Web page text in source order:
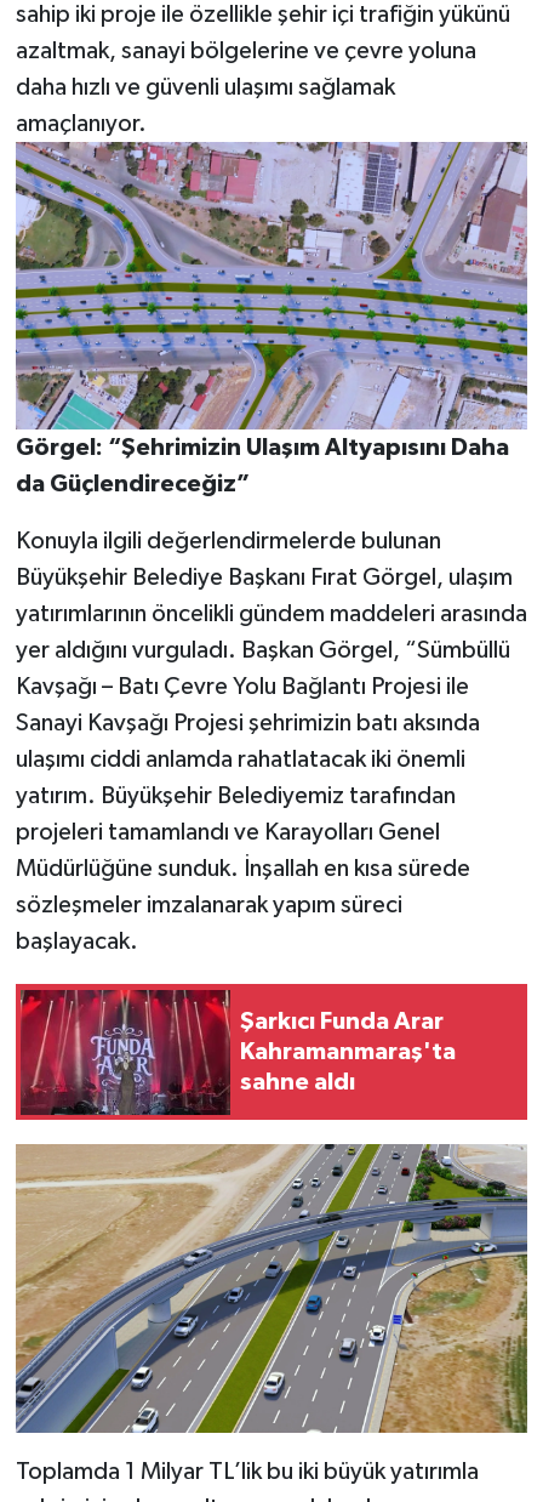
sahip iki proje ile özellikle şehir içi trafiğin yükünü
azaltmak, sanayi bölgelerine ve çevre yoluna
daha hızlı ve güvenli ulaşımı sağlamak
amaçlanıyor.
Görgel: “Şehrimizin Ulaşım Altyapısını Daha
da Güçlendireceğiz”
Konuyla ilgili değerlendirmelerde bulunan
Büyükşehir Belediye Başkanı Fırat Görgel, ulaşım
yatırımlarının öncelikli gündem maddeleri arasında
yer aldığını vurguladı. Başkan Görgel, “Sümbüllü
Kavşağı – Batı Çevre Yolu Bağlantı Projesi ile
Sanayi Kavşağı Projesi şehrimizin batı aksında
ulaşımı ciddi anlamda rahatlatacak iki önemli
yatırım. Büyükşehir Belediyemiz tarafından
projeleri tamamlandı ve Karayolları Genel
Müdürlüğüne sunduk. İnşallah en kısa sürede
sözleşmeler imzalanarak yapım süreci
başlayacak.
Şarkıcı Funda Arar
Kahramanmaraş'ta
sahne aldı
Toplamda 1 Milyar TL’lik bu iki büyük yatırımla